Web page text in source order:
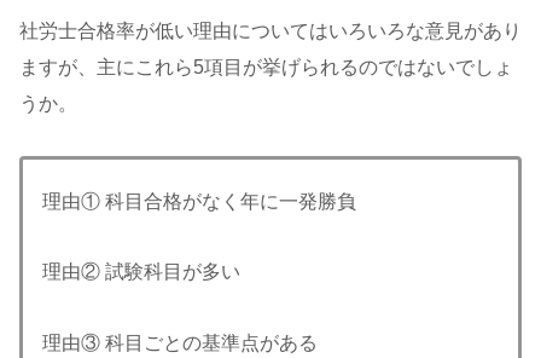
社労士合格率が低い理由についてはいろいろな意見があり
ますが、主にこれら5項目が挙げられるのではないでしょ
うか。
理由① 科目合格がなく年に一発勝負
理由② 試験科目が多い
理由③ 科目ごとの基準点がある